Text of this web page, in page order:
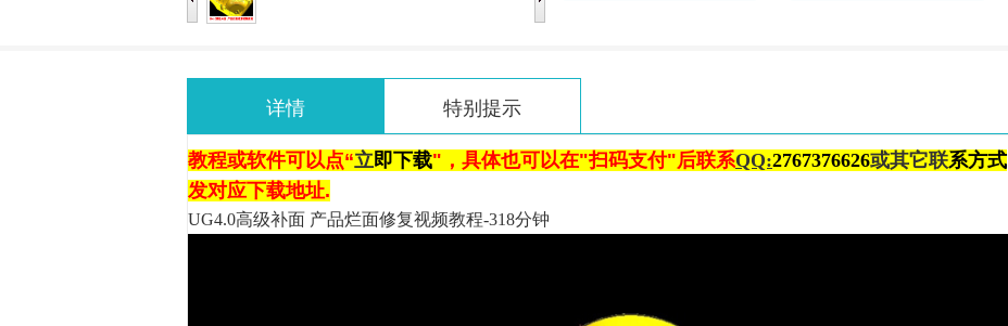
详情 特别提示
教程或软件可以点“立即下载"， 具体也可以在"扫码支付"后联系QQ:2767376626或其它联系方式
发对应下载地址.
UG4.0高级补面 产品烂面修复视频教程-318分钟